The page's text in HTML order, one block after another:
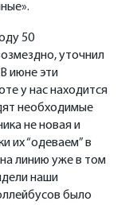
50
уточнил
июне эти
у нас находится
необходимые
не новая и
их “одеваем” в
линию уже в том
наши
было